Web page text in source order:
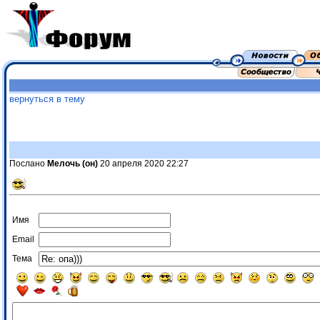
вернуться в тему
Послано Мелочь (он) 20 апреля 2020 22:27
Имя
Email
Тема